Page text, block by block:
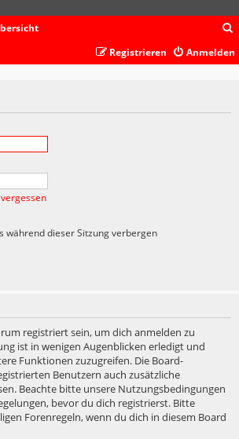
c
Anmelden
Registrieren
während dieser Sitzung verbergen
registriert sein, um dich anmelden zu
ist in wenigen Augenblicken erledigt und
Funktionen zuzugreifen. Die Board-
Benutzern auch zusätzliche
Beachte bitte unsere Nutzungsbedingungen
bevor du dich registrierst. Bitte
Forenregeln, wenn du dich in diesem Board